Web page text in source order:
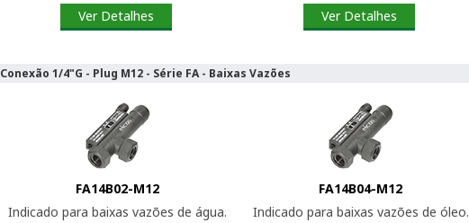
Ver Detalhes Ver Detalhes
Conexão 1/4"G - Plug M12 - Série FA - Baixas Vazões
FA14B02-M12
Indicado para baixas vazões de água.
FA14B04-M12
Indicado para baixas vazões de óleo.